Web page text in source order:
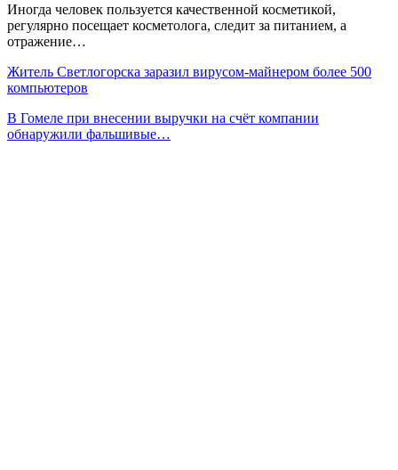
Иногда человек пользуется качественной косметикой,
регулярно посещает косметолога, следит за питанием, а
отражение…
Житель Светлогорска заразил вирусом-майнером более 500
компьютеров
В Гомеле при внесении выручки на счёт компании
обнаружили фальшивые…